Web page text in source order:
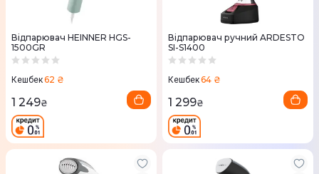
Відпарювач HEINNER HGS-
1500GR
Кешбек62 ₴
1 249₴
Відпарювач ручний ARDESTO
SI-S1400
Кешбек64 ₴
1 299₴